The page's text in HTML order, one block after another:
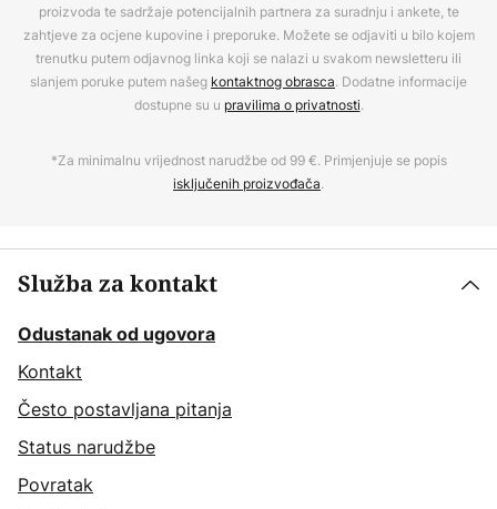
proizvoda te sadržaje potencijalnih partnera za suradnju i ankete, te
zahtjeve za ocjene kupovine i preporuke. Možete se odjaviti u bilo kojem
trenutku putem odjavnog linka koji se nalazi u svakom newsletteru ili
slanjem poruke putem našeg kontaktnog obrasca. Dodatne informacije
dostupne su u pravilima o privatnosti.
*Za minimalnu vrijednost narudžbe od 99 €. Primjenjuje se popis
isključenih proizvođača.
Služba za kontakt
Odustanak od ugovora
Kontakt
Često postavljana pitanja
Status narudžbe
Povratak